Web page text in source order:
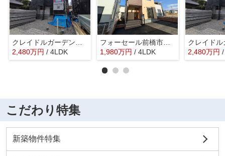
2,480万円 / 4LDK
フォーセール前橋市富士見町第3時沢ー⑦
1,980万円 / 4LDK 2,480万円
こだわり特集
新築物件特集